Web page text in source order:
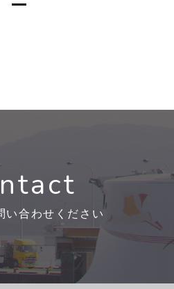
い合わせください